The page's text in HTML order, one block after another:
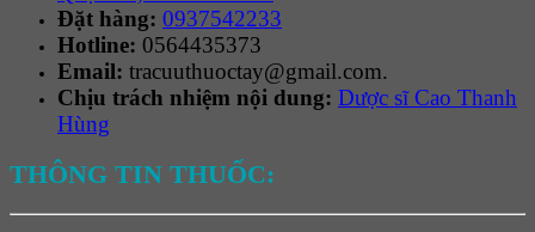
Đặt hàng: 0937542233
Hotline: 0564435373
Email: tracuuthuoctay@gmail.com.
Chịu trách nhiệm nội dung: Dược sĩ Cao Thanh
Hùng
THÔNG TIN THUỐC: